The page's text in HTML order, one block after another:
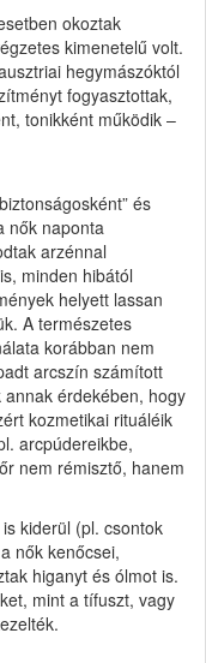
okoztak
kimenetelű volt.
hegymászóktól
fogyasztottak,
tonikként működik –
és
nők naponta
arzénnal
minden hibától
helyett lassan
A természetes
korábban nem
arcszín számított
érdekében, hogy
kozmetikai rituáléik
arcpúdereikbe,
nem rémisztő, hanem
kiderül (pl. csontok
nők kenőcsei,
higanyt és ólmot is.
mint a tífuszt, vagy